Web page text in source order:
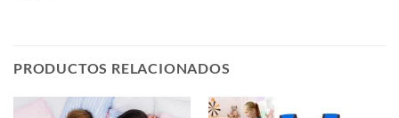
PRODUCTOS RELACIONADOS